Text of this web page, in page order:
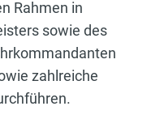
Rahmen in
sowie des
zahlreiche